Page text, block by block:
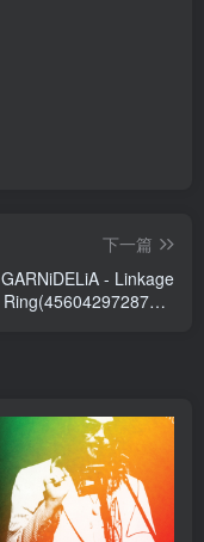
下一篇
GARNiDELiA - Linkage
Ring(4560429728795)